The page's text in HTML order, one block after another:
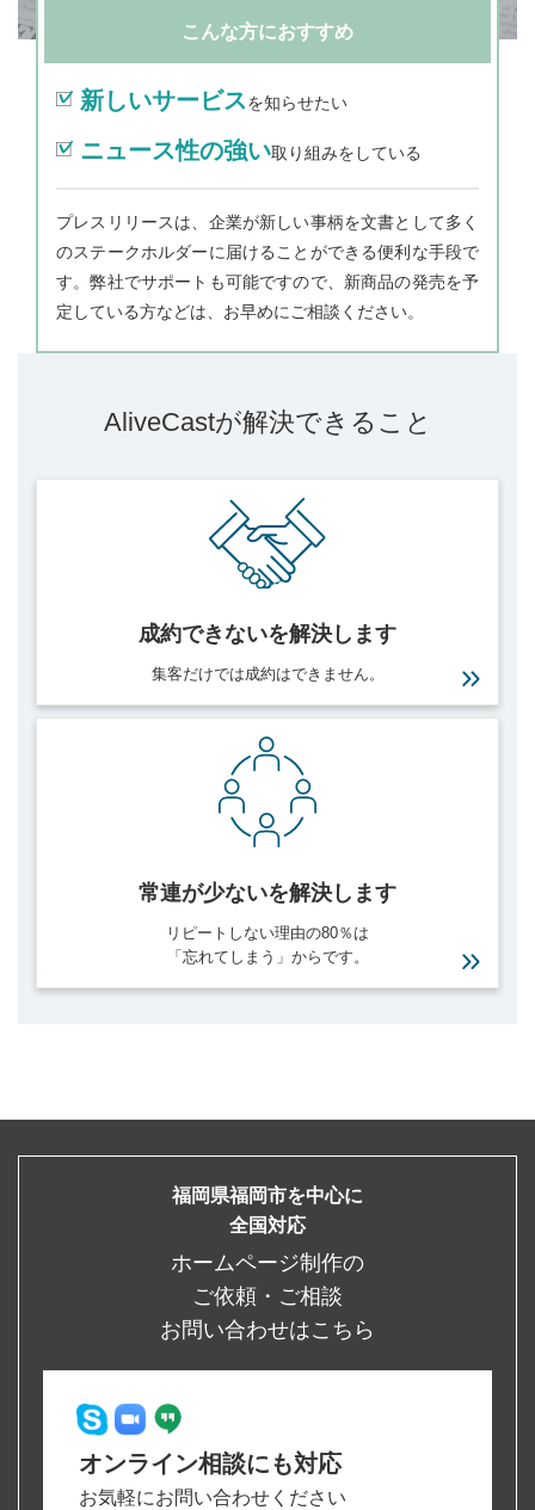
こんな方におすすめ
新しいサービスを知らせたい
ニュース性の強い取り組みをしている
プレスリリースは、企業が新しい事柄を文書として多く
のステークホルダーに届けることができる便利な手段で
す。弊社でサポートも可能ですので、新商品の発売を予
定している方などは、お早めにご相談ください。
AliveCastが解決できること
成約できないを解決します
集客だけでは成約はできません。
常連が少ないを解決します
リピートしない理由の80％は
「忘れてしまう」からです。
福岡県福岡市を中心に
全国対応
ホームページ制作の
ご依頼・ご相談
お問い合わせはこちら
オンライン相談にも対応
お気軽にお問い合わせください